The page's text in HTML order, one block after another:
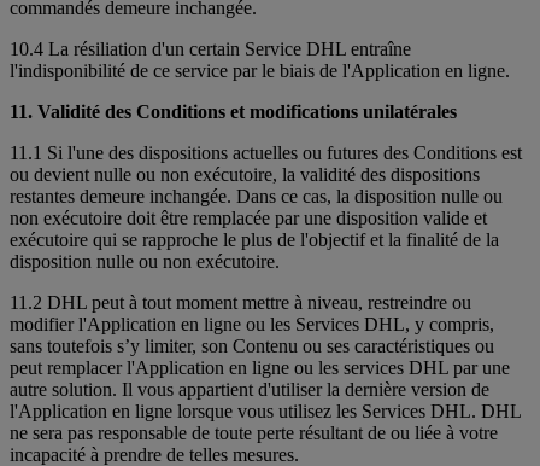
commandés demeure inchangée.
10.4 La résiliation d'un certain Service DHL entraîne
l'indisponibilité de ce service par le biais de l'Application en ligne.
11. Validité des Conditions et modifications unilatérales
11.1 Si l'une des dispositions actuelles ou futures des Conditions est
ou devient nulle ou non exécutoire, la validité des dispositions
restantes demeure inchangée. Dans ce cas, la disposition nulle ou
non exécutoire doit être remplacée par une disposition valide et
exécutoire qui se rapproche le plus de l'objectif et la finalité de la
disposition nulle ou non exécutoire.
11.2 DHL peut à tout moment mettre à niveau, restreindre ou
modifier l'Application en ligne ou les Services DHL, y compris,
sans toutefois s’y limiter, son Contenu ou ses caractéristiques ou
peut remplacer l'Application en ligne ou les services DHL par une
autre solution. Il vous appartient d'utiliser la dernière version de
l'Application en ligne lorsque vous utilisez les Services DHL. DHL
ne sera pas responsable de toute perte résultant de ou liée à votre
incapacité à prendre de telles mesures.